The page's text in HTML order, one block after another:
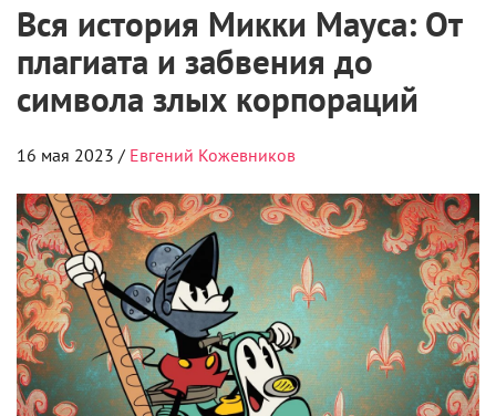
Вся история Микки Мауса: От
плагиата и забвения до
символа злых корпораций
16 мая 2023 / Евгений Кожевников